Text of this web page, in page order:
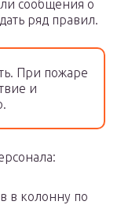
сообщения о
ряд правил.
При пожаре
и
в колонну по